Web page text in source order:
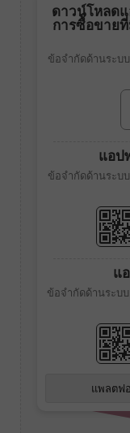
ดาวน์โหลด
การซื้อขาย
ข้อจำกัดด้านระบ
แอป
ข้อจำกัดด้านระบ
แ
ข้อจำกัดด้านระบ
แพลตฟ